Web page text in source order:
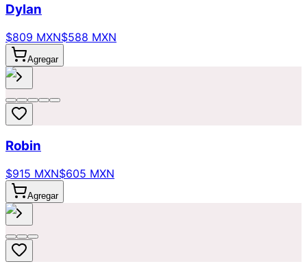
Dylan
$809 MXN$588 MXN
Agregar
Robin
$915 MXN$605 MXN
Agregar